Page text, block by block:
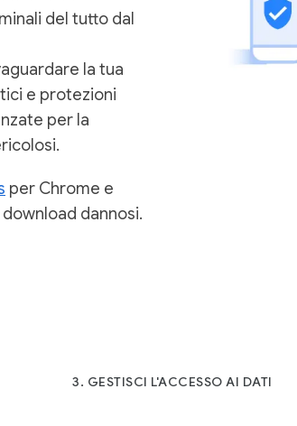
del tutto dal
la tua
e protezioni
per la
per Chrome e
dannosi.
3. GESTISCI L'ACCESSO AI DATI